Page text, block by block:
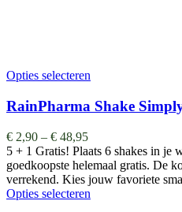
Opties selecteren
RainPharma Shake
€ 2,90 – € 48,95
5 + 1 Gratis! Plaats 6 shakes in je
goedkoopste helemaal gratis. De
verrekend. Kies jouw favoriete
Opties selecteren